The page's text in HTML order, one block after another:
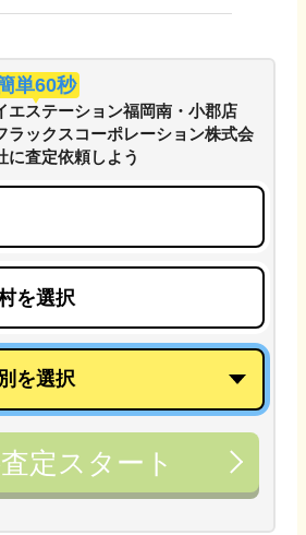
単60秒
エステーション福岡南・小郡店
ラックスコーポレーション株式会
に査定依頼しよう
定スタート